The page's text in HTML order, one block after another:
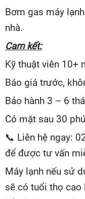
Bơm gas máy
nhà.
Cam kết:
Kỹ thuật viên 10+
Báo giá trước,
Bảo hành 3 – 6
Có mặt sau 30
📞 Liên hệ ngay:
để được tư vấn
Máy lạnh nếu sử
sẽ có tuổi thọ cao